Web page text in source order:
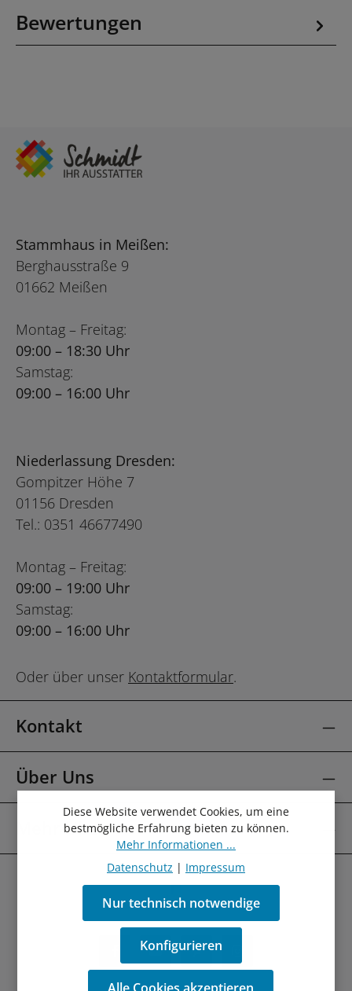
Bewertungen
Stammhaus in Meißen:
Berghausstraße 9
01662 Meißen
Montag – Freitag:
09:00 – 18:30 Uhr
Samstag:
09:00 – 16:00 Uhr
Niederlassung Dresden:
Gompitzer Höhe 7
01156 Dresden
Tel.: 0351 46677490
Montag – Freitag:
09:00 – 19:00 Uhr
Samstag:
09:00 – 16:00 Uhr
Oder über unser Kontaktformular.
Kontakt
Über Uns
Mehr Über
Diese Website verwendet Cookies, um eine
bestmögliche Erfahrung bieten zu können.
Mehr Informationen ...
Datenschutz | Impressum
Nur technisch notwendige
Konfigurieren